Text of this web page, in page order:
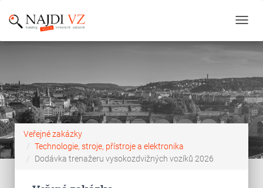
Veřejné zakázky
Technologie, stroje, přístroje a elektronika
Dodávka trenažeru vysokozdvižných vozíků 2026